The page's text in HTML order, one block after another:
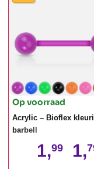
Op voorraad
Acrylic – Bioflex
barbell
1,99 1,